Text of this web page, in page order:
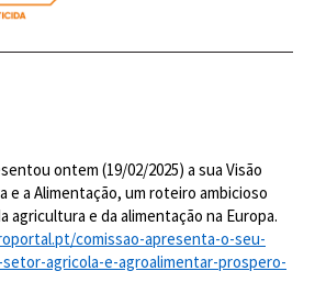
ontem (19/02/2025) a sua Visão
e a Alimentação, um roteiro ambicioso
agricultura e da alimentação na Europa.
comissao-apresenta-o-seu-
agricola-e-agroalimentar-prospero-